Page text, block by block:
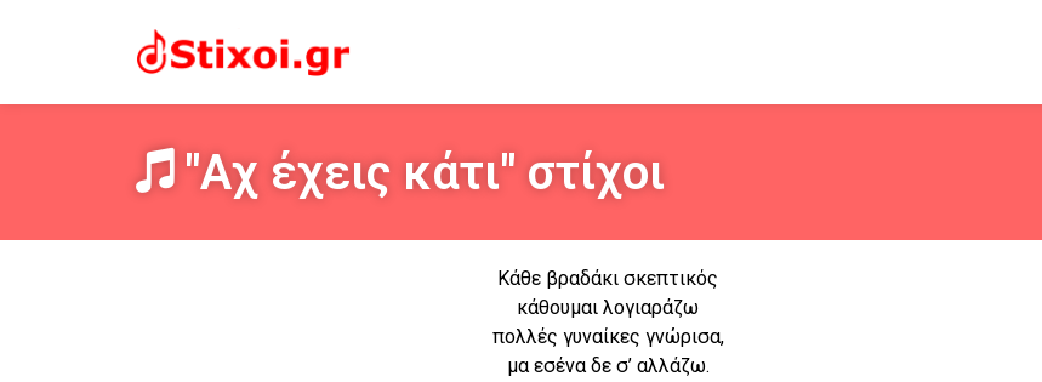
"Αχ έχεις κάτι" στίχοι
Κάθε βραδάκι σκεπτικός
κάθουμαι λογιαράζω
πολλές γυναίκες γνώρισα,
μα εσένα δε σ’ αλλάζω.